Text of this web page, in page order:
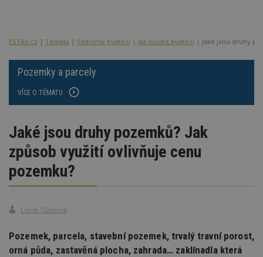
ESTAV.cz Témata Sháníme bydlení Jak koupit bydlení Jaké jsou druhy
Pozemky a parcely
VÍCE O TÉMATU
Jaké jsou druhy pozemků? Jak
způsob využití ovlivňuje cenu
pozemku?
Lucie Tůmová
Pozemek, parcela, stavební pozemek, trvalý travní porost,
orná půda, zastavěná plocha, zahrada… zaklínadla která